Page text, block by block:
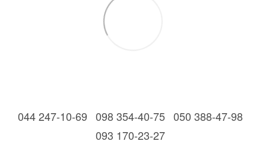
044 247-10-69 098 354-40-75 050 388-47-98
093 170-23-27